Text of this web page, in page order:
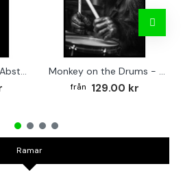
Lejonunge i Profil - Abstrakt poster i svartvitt Monkey on the Drums - Trendig poster
129.00 kr
Ramar